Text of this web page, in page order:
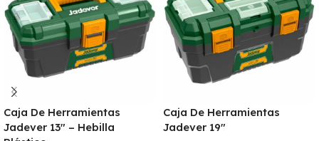
Caja De Herramientas
Jadever 13″ – Hebilla
Caja De Herramientas
Jadever 19″